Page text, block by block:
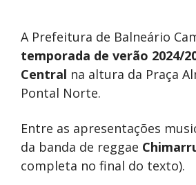
A Prefeitura de Balneário
temporada de verão 2024/
Central na altura da Praça
Pontal Norte.
Entre as apresentações
da banda de reggae
completa no final do texto).